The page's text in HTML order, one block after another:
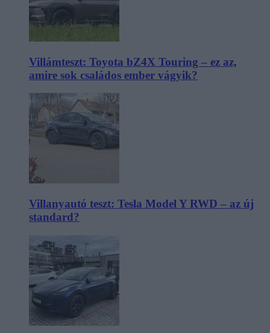
Villámteszt: Toyota bZ4X Touring – ez az,
amire sok családos ember vágyik?
Villanyautó teszt: Tesla Model Y RWD – az új
standard?